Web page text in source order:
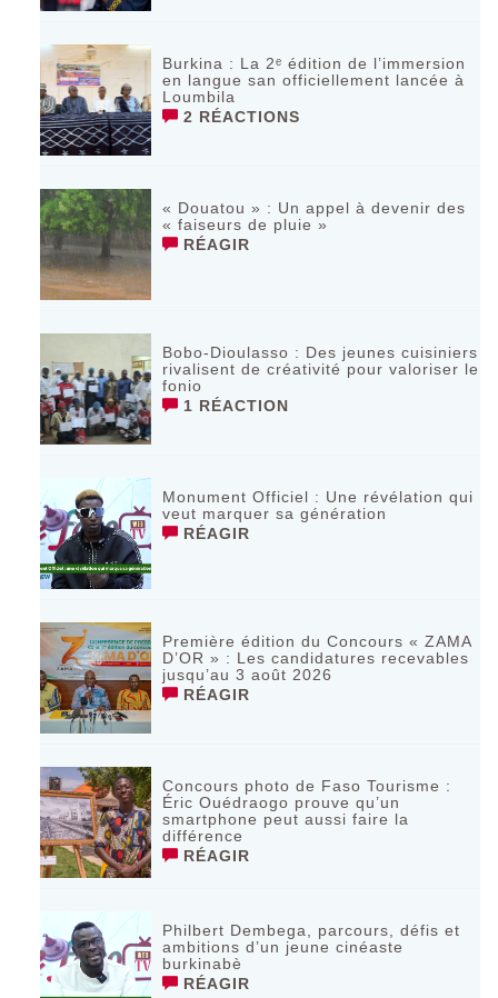
Burkina : La 2ᵉ édition de l’immersion
en langue san officiellement lancée à
Loumbila
2 RÉACTIONS
« Douatou » : Un appel à devenir des
« faiseurs de pluie »
RÉAGIR
Bobo-Dioulasso : Des jeunes cuisiniers
rivalisent de créativité pour valoriser le
fonio
1 RÉACTION
Monument Officiel : Une révélation qui
veut marquer sa génération
RÉAGIR
‎Première édition du Concours « ZAMA
D’OR » : Les candidatures recevables
jusqu’au 3 août 2026 ‎
RÉAGIR
Concours photo de Faso Tourisme :
Éric Ouédraogo prouve qu’un
smartphone peut aussi faire la
différence
RÉAGIR
Philbert Dembega, parcours, défis et
ambitions d’un jeune cinéaste
burkinabè
RÉAGIR